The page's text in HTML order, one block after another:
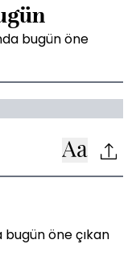
bugün öne
öne çıkan